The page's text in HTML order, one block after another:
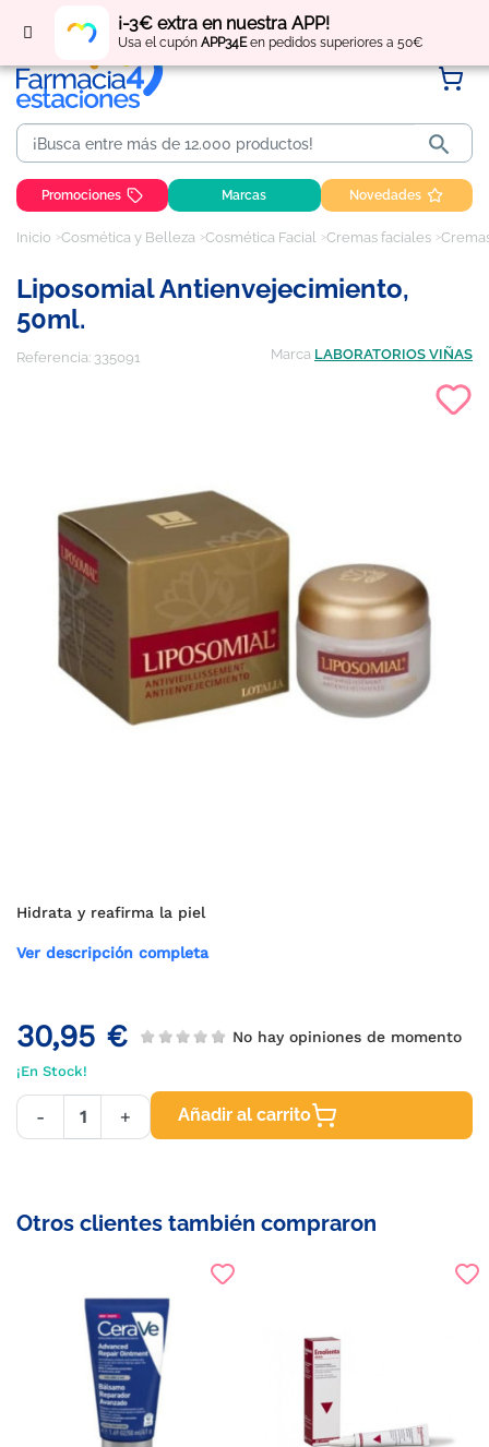
¡-3€ extra en nuestra APP!
Usa el cupón APP34Een pedidos superiores a 50€
Regístratey obtén puntos por tus compras

Promociones Marcas Novedades
Inicio Cosmética y Belleza Cosmética Facial Cremas faciales
Liposomial Antienvejecimiento,
50ml.
Referencia: 335091 Marca LABORATORIOS VIÑAS
Hidrata y reafirma la piel
Ver descripción completa
30,95 € No hay opiniones de momento
¡En Stock!
- + Añadir al carrito
Otros clientes también compraron